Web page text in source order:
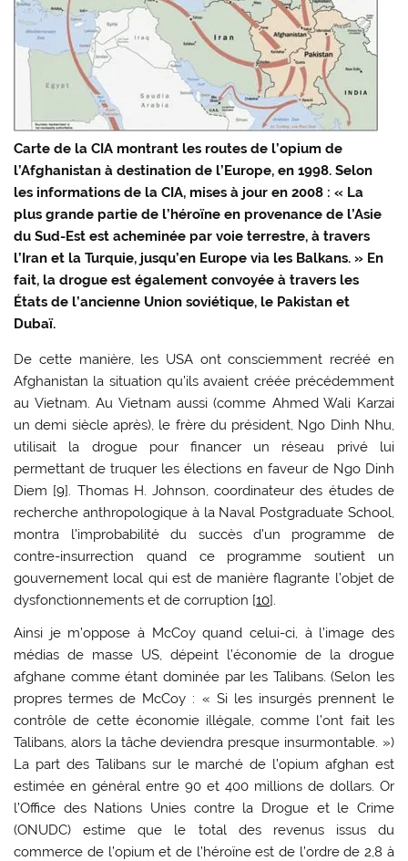
Carte de la CIA montrant les routes de l’opium de
l’Afghanistan à destination de l’Europe, en 1998. Selon
les informations de la CIA, mises à jour en 2008 : « La
plus grande partie de l’héroïne en provenance de l’Asie
du Sud-Est est acheminée par voie terrestre, à travers
l’Iran et la Turquie, jusqu’en Europe via les Balkans. » En
fait, la drogue est également convoyée à travers les
États de l’ancienne Union soviétique, le Pakistan et
Dubaï.
De cette manière, les USA ont consciemment recréé en
Afghanistan la situation qu’ils avaient créée précédemment
au Vietnam. Au Vietnam aussi (comme Ahmed Wali Karzai
un demi siècle après), le frère du président, Ngo Dinh Nhu,
utilisait la drogue pour financer un réseau privé lui
permettant de truquer les élections en faveur de Ngo Dinh
Diem [9]. Thomas H. Johnson, coordinateur des études de
recherche anthropologique à la Naval Postgraduate School,
montra l’improbabilité du succès d’un programme de
contre-insurrection quand ce programme soutient un
gouvernement local qui est de manière flagrante l’objet de
dysfonctionnements et de corruption [10].
Ainsi je m’oppose à McCoy quand celui-ci, à l’image des
médias de masse US, dépeint l’économie de la drogue
afghane comme étant dominée par les Talibans. (Selon les
propres termes de McCoy : « Si les insurgés prennent le
contrôle de cette économie illégale, comme l’ont fait les
Talibans, alors la tâche deviendra presque insurmontable. »)
La part des Talibans sur le marché de l’opium afghan est
estimée en général entre 90 et 400 millions de dollars. Or
l’Office des Nations Unies contre la Drogue et le Crime
(ONUDC) estime que le total des revenus issus du
commerce de l’opium et de l’héroïne est de l’ordre de 2,8 à